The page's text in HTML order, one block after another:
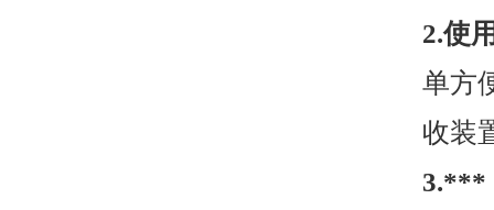
2.使
单方
收装
3.***